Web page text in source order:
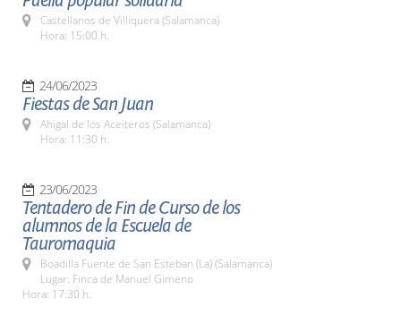
Castellanos de Villiquera (Salamanca)
Hora: 15:00 h.
24/06/2023
Fiestas de San Juan
Ahigal de los Aceiteros (Salamanca)
Hora: 11:30 h.
23/06/2023
Tentadero de Fin de Curso de los
alumnos de la Escuela de
Tauromaquia
Boadilla Fuente de San Esteban (La) (Salamanca)
Lugar: Finca de Manuel Gimeno
Hora: 17:30 h.